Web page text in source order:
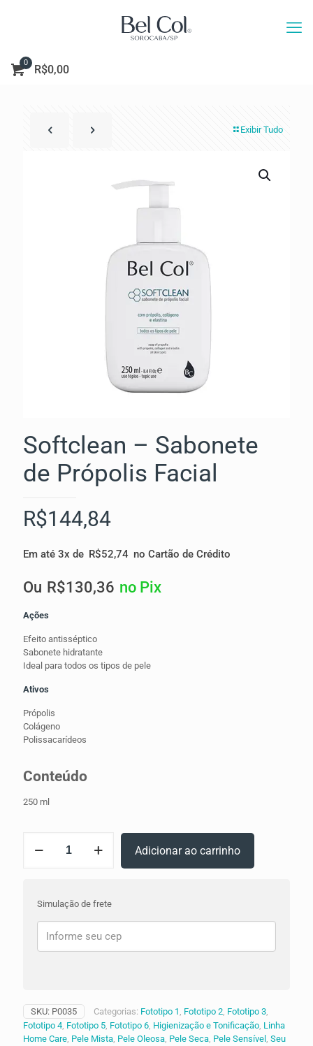
0
R$0,00
Exibir Tudo
Softclean – Sabonete
de Própolis Facial
R$144,84
Em até 3x de R$52,74 no Cartão de Crédito
Ou R$130,36 no Pix
Ações
Efeito antisséptico
Sabonete hidratante
Ideal para todos os tipos de pele
Ativos
Própolis
Colágeno
Polissacarídeos
Conteúdo
250 ml
Facial
Adicionar ao carrinho
Simulação de frete
SKU: P0035 Categorias: Fototipo 1 , Fototipo 2, Fototipo 3,
Fototipo 4, Fototipo 5, Fototipo 6, Higienização e Tonificação, Linha
Home Care, Pele Mista, Pele Oleosa, Pele Seca, Pele Sensível , Seu